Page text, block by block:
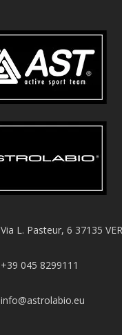
Via L. Pasteur, 6 37135
+39 045 8299111
info@astrolabio.eu